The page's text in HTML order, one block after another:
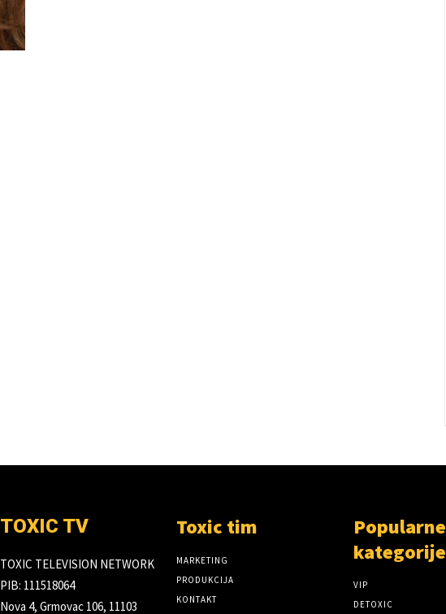
TOXIC TV
TOXIC TELEVISION NETWORK
PIB: 111518064
Nova 4, Grmovac 106, 11103
Toxic tim
MARKETING
PRODUKCIJA
KONTAKT
Popularne
kategorije
VIP
DETOXIC